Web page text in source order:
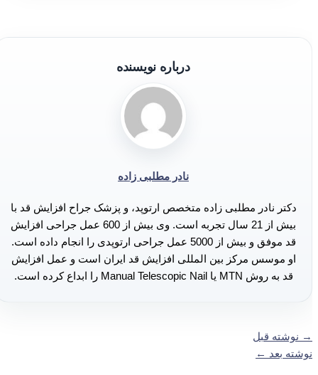
درباره نویسنده
نادر مطلبی زاده
دکتر نادر مطلبی زاده متخصص ارتوپد، و پزشک جراح افزایش قد با
بیش از 21 سال تجربه است. وی بیش از 600 عمل جراحی افزایش
قد موفق و بیش از 5000 عمل جراحی ارتوپدی را انجام داده است.
او موسس مرکز بین المللی افزایش قد ایران است و عمل افزایش
قد به روش MTN یا Manual Telescopic Nail را ابداع کرده است.
→نوشته قبل
نوشته بعد←